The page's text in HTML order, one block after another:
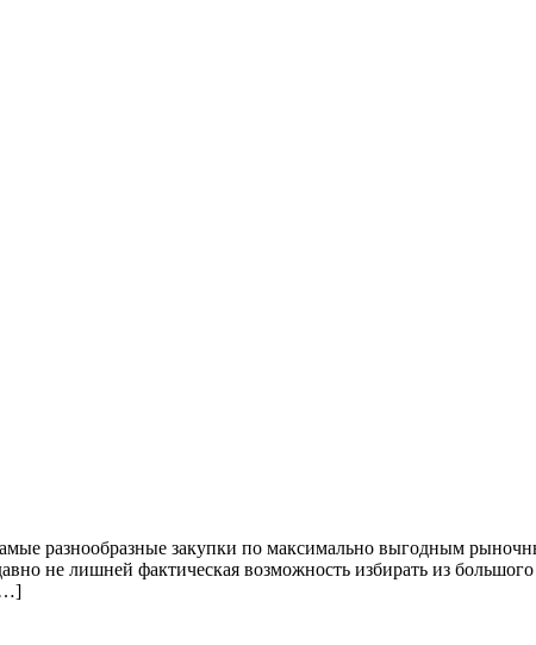
разнообразные закупки по максимально выгодным
не лишней фактическая возможность избирать из